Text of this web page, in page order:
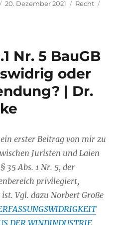
Veröffentlicht
20. Dezember 2021 Kategorien
Recht
Nr. 5 BauGB
oder
| Dr.
erster Beitrag von mir zu
Juristen und Laien
35 Abs. 1 Nr. 5, der
privilegiert,
Vgl. dazu Norbert Große